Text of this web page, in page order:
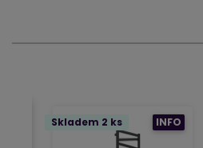
Skladem 2 ks INFO